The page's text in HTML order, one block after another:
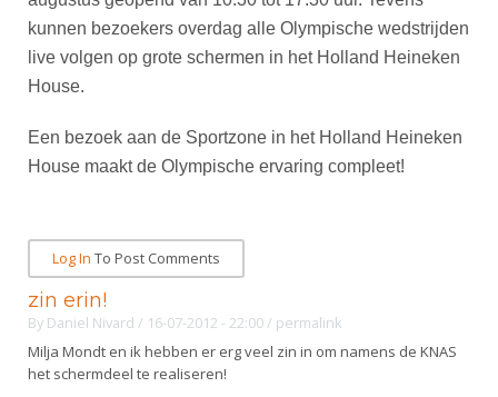
Scheidsrechterslijst
Import inschrijvingen uit Nahouw
Verwerk wedstrijduitslagen
NK organiseren
Promotie en logo
Geschiedenis van het schermen
Bibliotheek
ALV
kunnen bezoekers overdag alle Olympische wedstrijden
live volgen op grote schermen in het Holland Heineken
House.
Een bezoek aan de Sportzone in het Holland Heineken
House maakt de Olympische ervaring compleet!
Log In To Post Comments
zin erin!
By Daniel Nivard / 16-07-2012 - 22:00/ permalink
Milja Mondt en ik hebben er erg veel zin in om namens de KNAS
het schermdeel te realiseren!